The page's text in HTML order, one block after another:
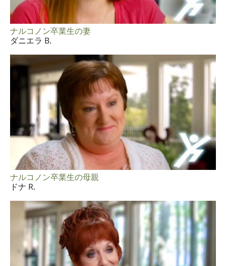
ナルコノン卒業生の妻
ダニエラ B.
ナルコノン卒業生の母親
ドナ R.